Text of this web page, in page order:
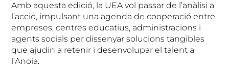
Amb aquesta edició, la UEA vol passar de l’anàlisi a
l’acció, impulsant una agenda de cooperació entre
empreses, centres educatius, administracions i
agents socials per dissenyar solucions tangibles
que ajudin a retenir i desenvolupar el talent a
l’Anoia.